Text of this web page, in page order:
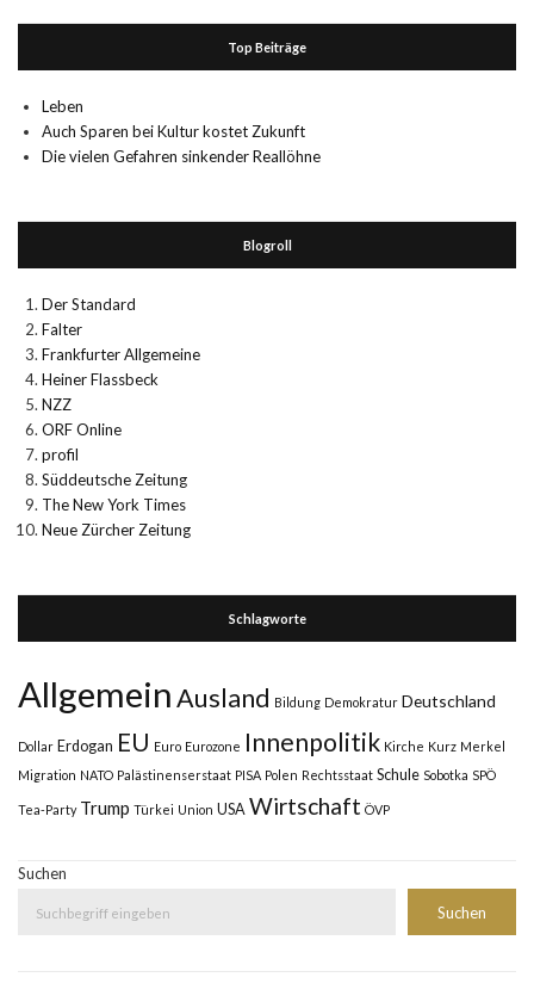
Top Beiträge
Leben
Auch Sparen bei Kultur kostet Zukunft
Die vielen Gefahren sinkender Reallöhne
Blogroll
Der Standard
Falter
Frankfurter Allgemeine
Heiner Flassbeck
NZZ
ORF Online
profil
Süddeutsche Zeitung
The New York Times
Neue Zürcher Zeitung
Schlagworte
AllgemeinAusland Bildung Demokratur Deutschland
Dollar Erdogan EU Euro Eurozone Innenpolitik Kirche Kurz Merkel
Migration NATO Palästinenserstaat PISA Polen Rechtsstaat Schule Sobotka SPÖ
Tea-Party Trump Türkei Union USA Wirtschaft ÖVP
Suchen
Suchen